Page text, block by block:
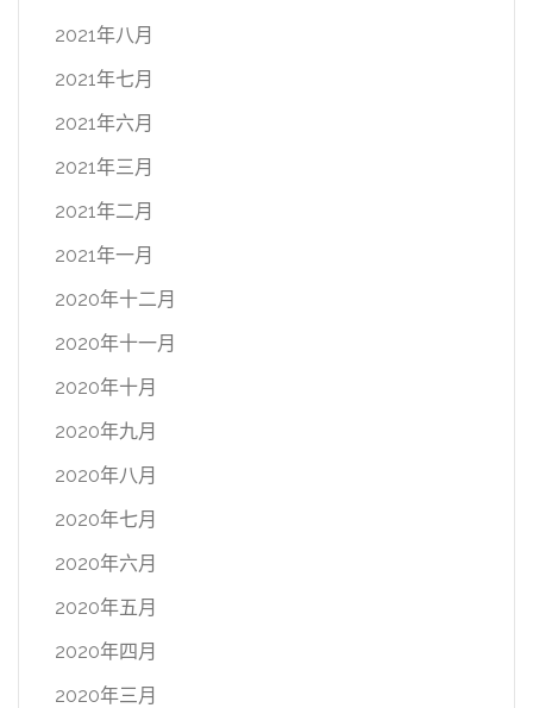
2021年八月
2021年七月
2021年六月
2021年三月
2021年二月
2021年一月
2020年十二月
2020年十一月
2020年十月
2020年九月
2020年八月
2020年七月
2020年六月
2020年五月
2020年四月
2020年三月